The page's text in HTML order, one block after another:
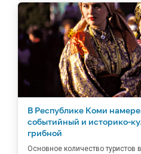
В Республике Коми
событийный и историко-
грибной
Основное количество туристов